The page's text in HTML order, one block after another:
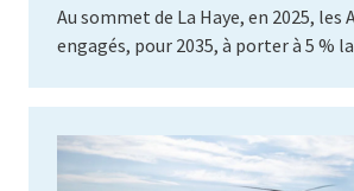
Au sommet de La Haye, en 2025, les
engagés, pour 2035, à porter à 5 %
année…